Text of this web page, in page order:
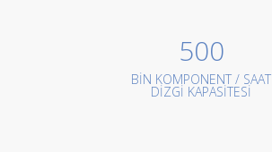
500
BİN KOMPONENT / SAAT
DİZGİ KAPASİTESİ